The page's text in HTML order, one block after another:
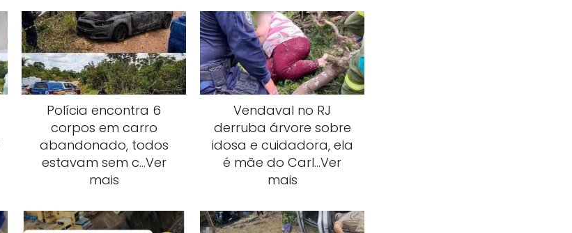
Polícia encontra 6
corpos em carro
abandonado, todos
estavam sem c…Ver
mais
Vendaval no RJ
derruba árvore sobre
idosa e cuidadora, ela
é mãe do Carl…Ver
mais